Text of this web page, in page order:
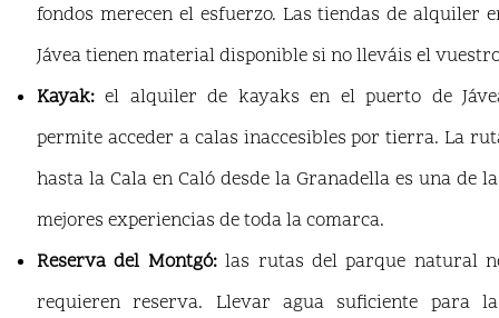
fondos merecen el esfuerzo. Las tiendas de alquiler
Jávea tienen material disponible si no lleváis el
Kayak: el alquiler de kayaks en el puerto de
permite acceder a calas inaccesibles por tierra. La
hasta la Cala en Caló desde la Granadella es una de
mejores experiencias de toda la comarca.
Reserva del Montgó:las rutas del parque natural
requieren reserva. Llevar agua suficiente para